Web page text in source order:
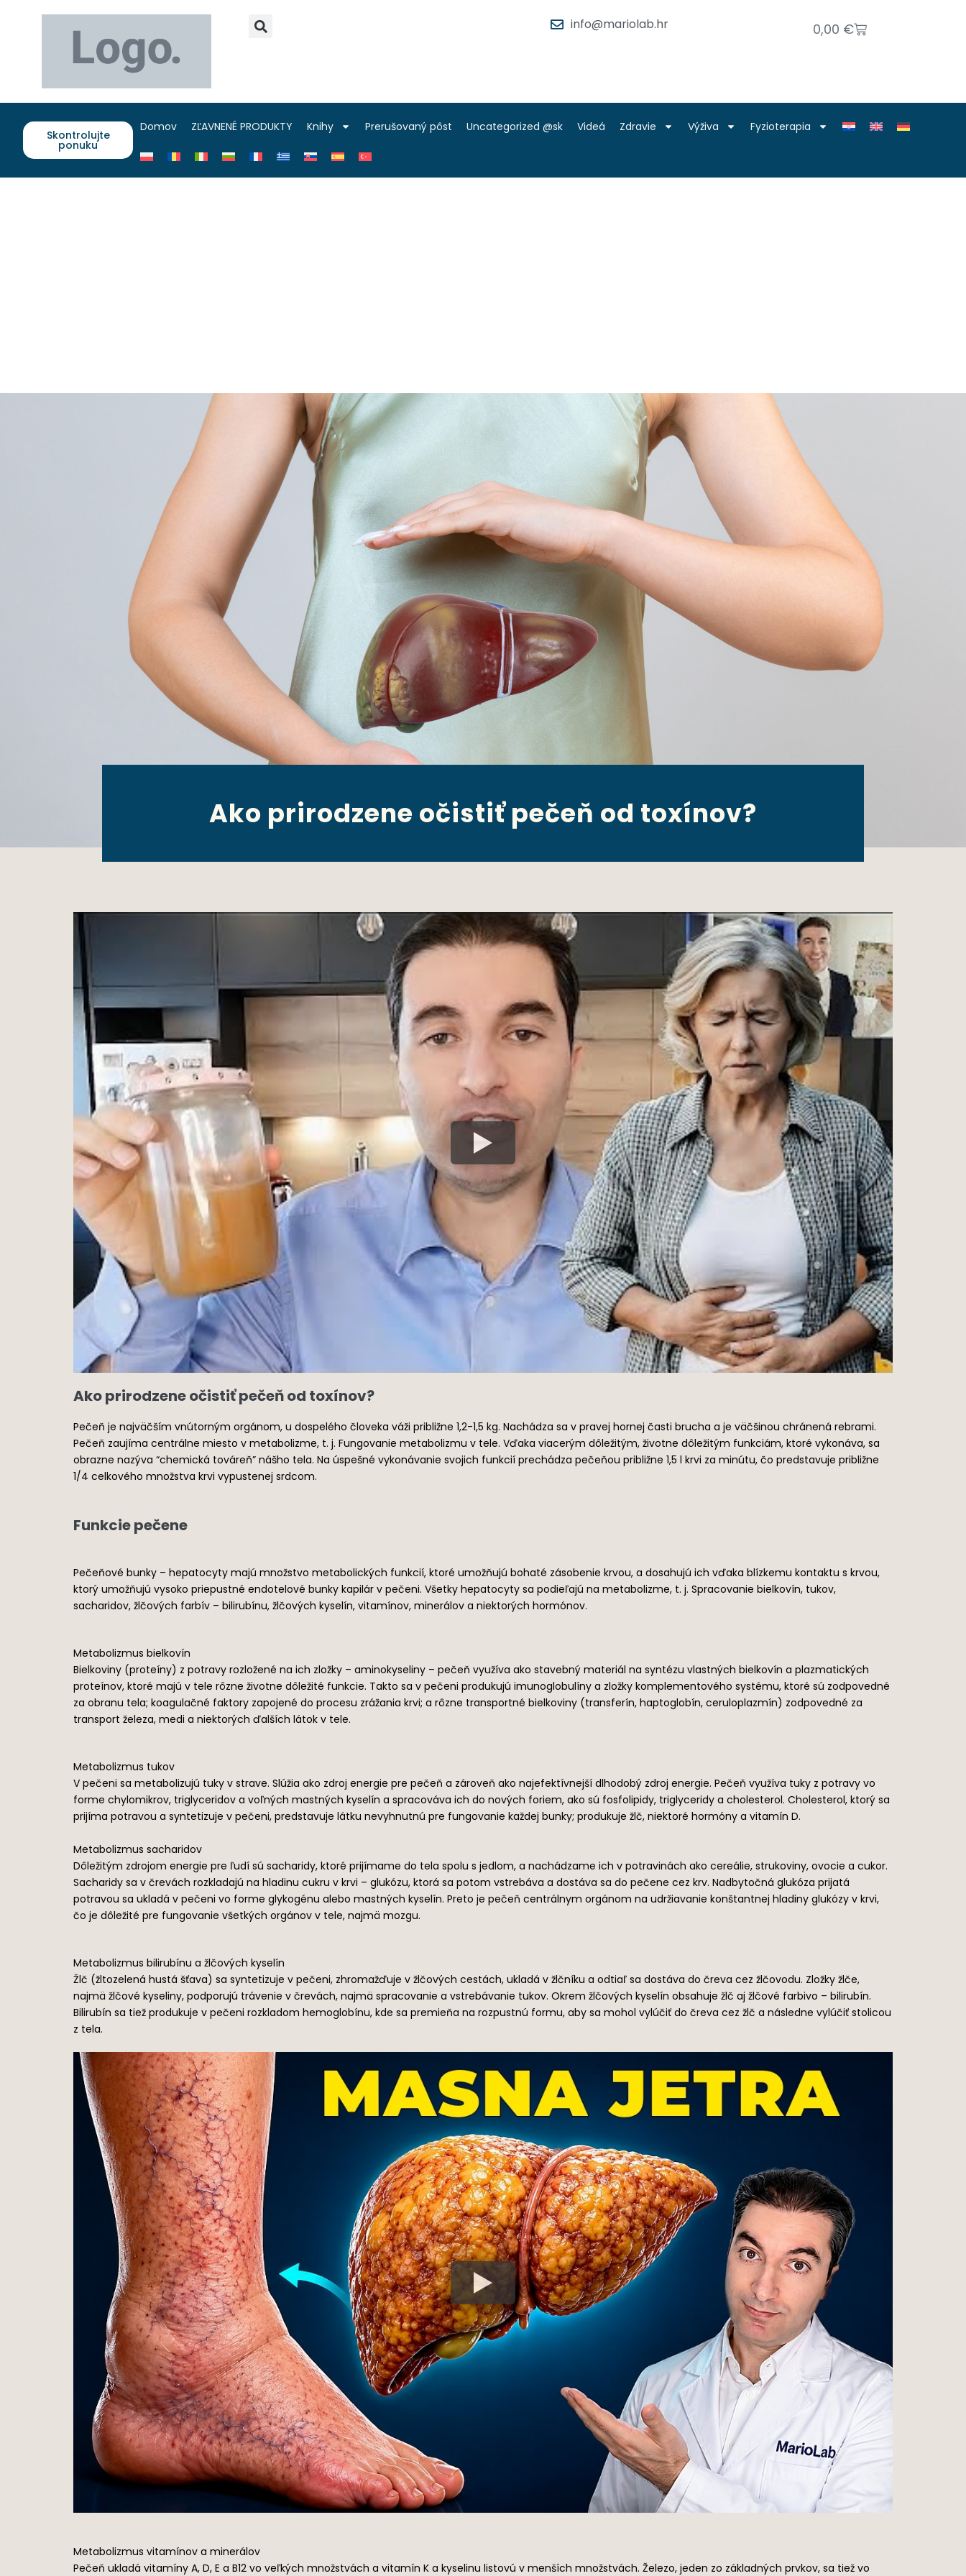
info@mariolab.hr 0,00 €
Skontrolujte
ponuku
Domov ZĽAVNENÉ PRODUKTY Knihy Prerušovaný pôst Uncategorized @sk Videá Zdravie Výživa Fyzioterapia
Ako prirodzene očistiť pečeň od toxínov?
Ako prirodzene očistiť pečeň od toxínov?
Pečeň je najväčším vnútorným orgánom, u dospelého človeka váži približne 1,2-1,5 kg. Nachádza sa v pravej hornej časti brucha a je väčšinou chránená rebrami.
Pečeň zaujíma centrálne miesto v metabolizme, t. j. Fungovanie metabolizmu v tele. Vďaka viacerým dôležitým, životne dôležitým funkciám, ktoré vykonáva, sa
obrazne nazýva “chemická továreň” nášho tela. Na úspešné vykonávanie svojich funkcií prechádza pečeňou približne 1,5 l krvi za minútu, čo predstavuje približne
1/4 celkového množstva krvi vypustenej srdcom.
Funkcie pečene
Pečeňové bunky – hepatocyty majú množstvo metabolických funkcií, ktoré umožňujú bohaté zásobenie krvou, a dosahujú ich vďaka blízkemu kontaktu s krvou,
ktorý umožňujú vysoko priepustné endotelové bunky kapilár v pečeni. Všetky hepatocyty sa podieľajú na metabolizme, t. j. Spracovanie bielkovín, tukov,
sacharidov, žlčových farbív – bilirubínu, žlčových kyselín, vitamínov, minerálov a niektorých hormónov.
Metabolizmus bielkovín
Bielkoviny (proteíny) z potravy rozložené na ich zložky – aminokyseliny – pečeň využíva ako stavebný materiál na syntézu vlastných bielkovín a plazmatických
proteínov, ktoré majú v tele rôzne životne dôležité funkcie. Takto sa v pečeni produkujú imunoglobulíny a zložky komplementového systému, ktoré sú zodpovedné
za obranu tela; koagulačné faktory zapojené do procesu zrážania krvi; a rôzne transportné bielkoviny (transferín, haptoglobín, ceruloplazmín) zodpovedné za
transport železa, medi a niektorých ďalších látok v tele.
Metabolizmus tukov
V pečeni sa metabolizujú tuky v strave. Slúžia ako zdroj energie pre pečeň a zároveň ako najefektívnejší dlhodobý zdroj energie. Pečeň využíva tuky z potravy vo
forme chylomikrov, triglyceridov a voľných mastných kyselín a spracováva ich do nových foriem, ako sú fosfolipidy, triglyceridy a cholesterol. Cholesterol, ktorý sa
prijíma potravou a syntetizuje v pečeni, predstavuje látku nevyhnutnú pre fungovanie každej bunky; produkuje žlč, niektoré hormóny a vitamín D.
Metabolizmus sacharidov
Dôležitým zdrojom energie pre ľudí sú sacharidy, ktoré prijímame do tela spolu s jedlom, a nachádzame ich v potravinách ako cereálie, strukoviny, ovocie a cukor.
Sacharidy sa v črevách rozkladajú na hladinu cukru v krvi – glukózu, ktorá sa potom vstrebáva a dostáva sa do pečene cez krv. Nadbytočná glukóza prijatá
potravou sa ukladá v pečeni vo forme glykogénu alebo mastných kyselín. Preto je pečeň centrálnym orgánom na udržiavanie konštantnej hladiny glukózy v krvi,
čo je dôležité pre fungovanie všetkých orgánov v tele, najmä mozgu.
Metabolizmus bilirubínu a žlčových kyselín
Žlč (žltozelená hustá šťava) sa syntetizuje v pečeni, zhromažďuje v žlčových cestách, ukladá v žlčníku a odtiaľ sa dostáva do čreva cez žlčovodu. Zložky žlče,
najmä žlčové kyseliny, podporujú trávenie v črevách, najmä spracovanie a vstrebávanie tukov. Okrem žlčových kyselín obsahuje žlč aj žlčové farbivo – bilirubín.
Bilirubín sa tiež produkuje v pečeni rozkladom hemoglobínu, kde sa premieňa na rozpustnú formu, aby sa mohol vylúčiť do čreva cez žlč a následne vylúčiť stolicou
z tela.
Metabolizmus vitamínov a minerálov
Pečeň ukladá vitamíny A, D, E a B12 vo veľkých množstvách a vitamín K a kyselinu listovú v menších množstvách. Železo, jeden zo základných prvkov, sa tiež vo